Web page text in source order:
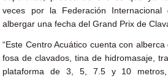
veces por la Federación
albergar una fecha del Grand Prix de
“Este Centro Acuático cuenta con
fosa de clavados, tina de hidromasaje,
plataforma de 3, 5, 7.5 y 10